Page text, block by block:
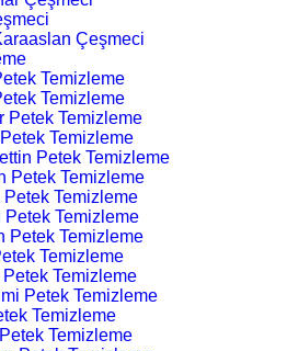
Çeşmeci
Temizleme
Temizleme
Petek Temizleme
Temizleme
Petek Temizleme
Petek Temizleme
Temizleme
Petek Temizleme
Petek Temizleme
Temizleme
Petek Temizleme
Petek Temizleme
Temizleme
Temizleme